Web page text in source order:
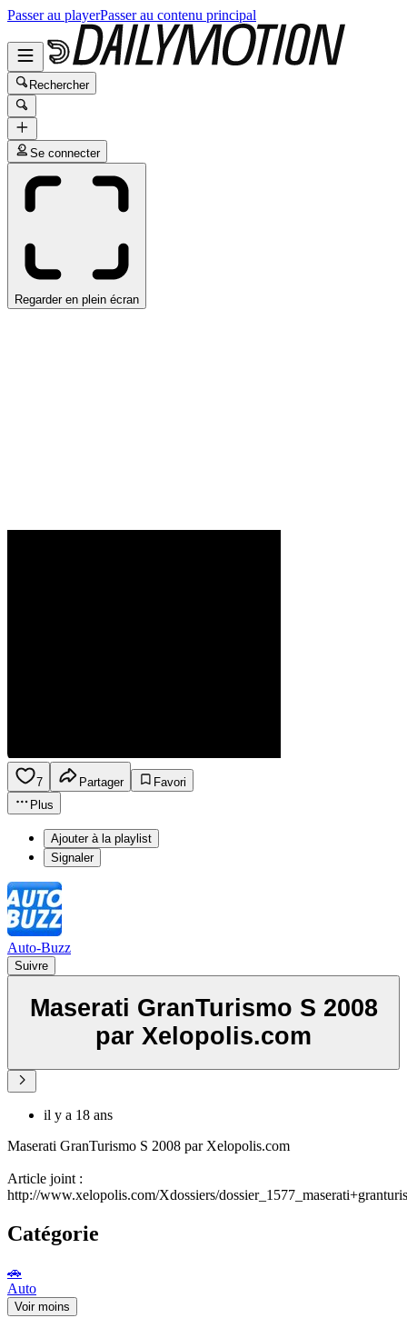
Passer au playerPasser au contenu principal
Rechercher
Se connecter
Regarder en plein écran
7 Partager
Favori
Plus
Ajouter à la playlist
Signaler
Auto-Buzz
Suivre
Maserati GranTurismo S 2008
par Xelopolis.com
il y a 18 ans
Maserati GranTurismo S 2008 par Xelopolis.com
Article joint :
http://www.xelopolis.com/Xdossiers/
Catégorie
🚗
Auto
Voir moins